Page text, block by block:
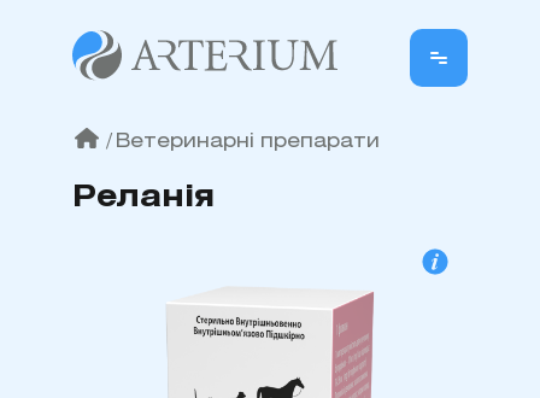
/ Ветеринарні препарати
Реланія